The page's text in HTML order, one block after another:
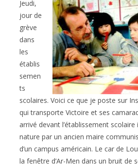
Jeudi,
jour de
grève
dans
les
établis
semen
ts
scolaires. Voici ce que je poste sur
qui transporte Victoire et ses
arrivé devant l’établissement
nature par un ancien maire
d’un campus américain. Le car de
la fenêtre d’Ar-Men dans un bruit de